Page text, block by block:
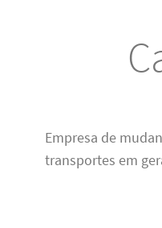
Empresa de
transportes em